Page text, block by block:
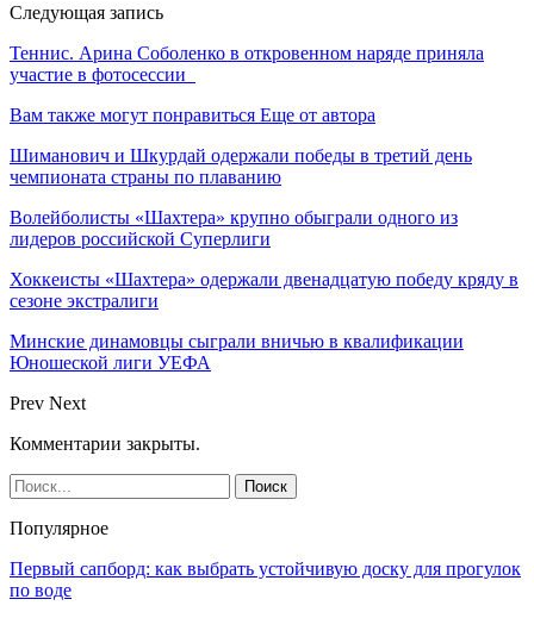
Следующая запись
Теннис. Арина Соболенко в откровенном наряде приняла
участие в фотосессии
Вам также могут понравиться Еще от автора
Шиманович и Шкурдай одержали победы в третий день
чемпионата страны по плаванию
Волейболисты «Шахтера» крупно обыграли одного из
лидеров российской Суперлиги
Хоккеисты «Шахтера» одержали двенадцатую победу кряду в
сезоне экстралиги
Минские динамовцы сыграли вничью в квалификации
Юношеской лиги УЕФА
Prev Next
Комментарии закрыты.
Популярное
Первый сапборд: как выбрать устойчивую доску для прогулок
по воде